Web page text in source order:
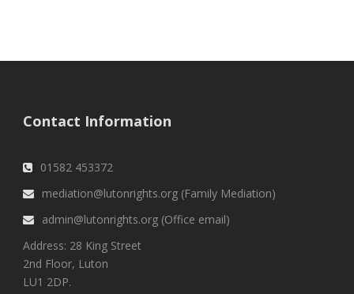
Contact Information
01582 453372
mediation@lutonrights.org (Family Mediation)
admin@lutonrights.org (Office email)
Address: 28 King Street
2nd Floor, Luton
LU1 2DP.